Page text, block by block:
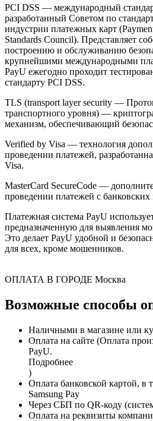
PCI DSS — международный
разработанный Советом по
индустрии платежных карт
Standards Council). Представляет
построению и обслуживанию
крупнейшими международными
PayU ежегодно проходит
стандарту PCI DSS.
TLS (transport layer security —
транспортного уровня) —
механизм, обеспечивающий
Verified by Visa — технология
проведении платежей,
Visa.
MasterCard SecureCode —
проведении платежей с банковских
Платежная система PayU
предназначенную для выявления
Это делает PayU удобной и
для всех, кроме мошенников.
ОПЛАТА В ГОРОДЕ Москва
Возможные способы
Наличными в магазине или
Оплата на сайте (Оплата
PayU.
Подробнее
)
Оплата банковской картой, в
Samsung Pay
Через СБП по QR-коду
Оплата на реквизиты